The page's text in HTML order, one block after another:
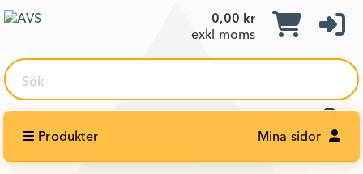
0,00 kr
exkl moms
Sök
Produkter Mina sidor